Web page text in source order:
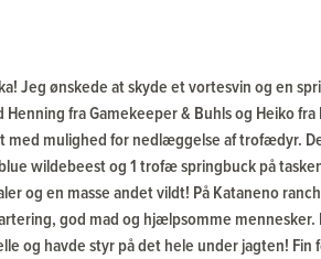
Jeg ønskede at skyde et vortesvin og en
fra Gamekeeper & Buhls og Heiko
med mulighed for nedlæggelse af trofædyr.
wildebeest og 1 trofæ springbuck på
og en masse andet vildt! På Kataneno
god mad og hjælpsomme mennesker.
og havde styr på det hele under jagten! Fin